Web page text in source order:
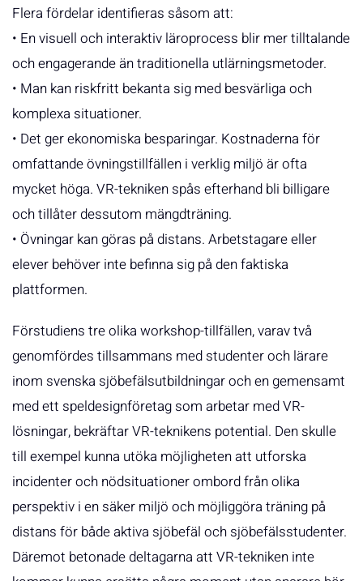
Flera fördelar identifieras såsom att:
• En visuell och interaktiv läroprocess blir mer tilltalande
och engagerande än traditionella utlärningsmetoder.
• Man kan riskfritt bekanta sig med besvärliga och
komplexa situationer.
• Det ger ekonomiska besparingar. Kostnaderna för
omfattande övningstillfällen i verklig miljö är ofta
mycket höga. VR-tekniken spås efterhand bli billigare
och tillåter dessutom mängdträning.
• Övningar kan göras på distans. Arbetstagare eller
elever behöver inte befinna sig på den faktiska
plattformen.
Förstudiens tre olika workshop-tillfällen, varav två
genomfördes tillsammans med studenter och lärare
inom svenska sjöbefälsutbildningar och en gemensamt
med ett speldesignföretag som arbetar med VR-
lösningar, bekräftar VR-teknikens potential. Den skulle
till exempel kunna utöka möjligheten att utforska
incidenter och nödsituationer ombord från olika
perspektiv i en säker miljö och möjliggöra träning på
distans för både aktiva sjöbefäl och sjöbefälsstudenter.
Däremot betonade deltagarna att VR-tekniken inte